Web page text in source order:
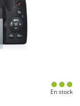
En stock